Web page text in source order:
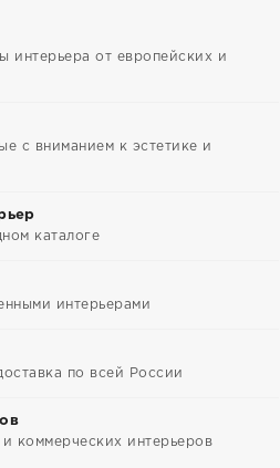
интерьера от европейских и
с вниманием к эстетике и
каталоге
интерьерами
по всей России
коммерческих интерьеров